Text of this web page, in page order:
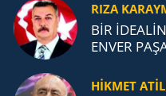
RIZA
BİR
ENVER
HİKMET